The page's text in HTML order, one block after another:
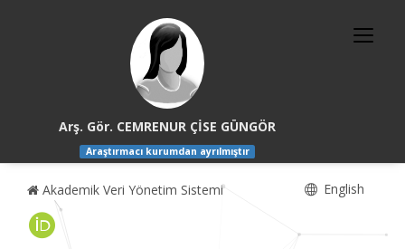
Arş. Gör. CEMRENUR ÇİSE GÜNGÖR
Araştırmacı kurumdan ayrılmıştır
Akademik Veri Yönetim Sistemi English